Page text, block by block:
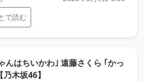
で読む
んはちいかわ｣ 遠藤さくら ｢かっ
木坂46】